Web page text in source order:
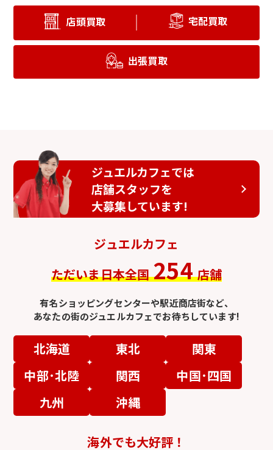
店頭買取 宅配買取
出張買取
ジュエルカフェでは
店舗スタッフを
大募集しています!
ジュエルカフェ
ただいま日本全国 254 店舗
有名ショッピングセンターや駅近商店街など、
あなたの街のジュエルカフェでお待ちしています!
北海道 東北
関東
中部･北陸
関西
中国･四国
九州
沖縄
海外でも大好評！